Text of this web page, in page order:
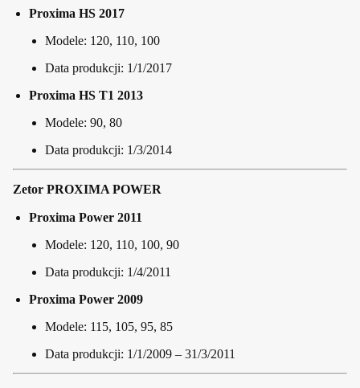
Proxima HS 2017
Modele: 120, 110, 100
Data produkcji: 1/1/2017
Proxima HS T1 2013
Modele: 90, 80
Data produkcji: 1/3/2014
Zetor PROXIMA POWER
Proxima Power 2011
Modele: 120, 110, 100, 90
Data produkcji: 1/4/2011
Proxima Power 2009
Modele: 115, 105, 95, 85
Data produkcji: 1/1/2009 – 31/3/2011